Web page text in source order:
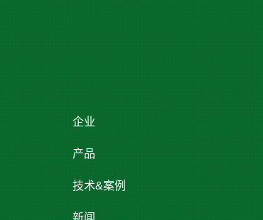
企业
产品
技术&案例
新闻